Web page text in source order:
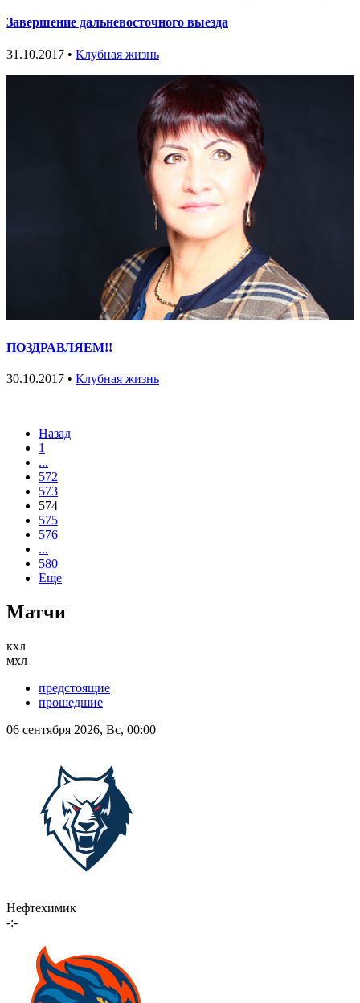
Завершение дальневосточного выезда
31.10.2017 • Клубная жизнь
ПОЗДРАВЛЯЕМ!!
30.10.2017 • Клубная жизнь
Назад
1
...
572
573
574
575
576
...
580
Еще
Матчи
кхл
мхл
предстоящие
прошедшие
06 сентября 2026, Вс, 00:00
Нефтехимик
-:-